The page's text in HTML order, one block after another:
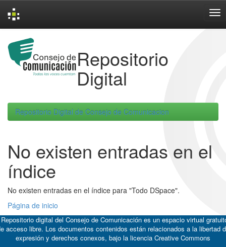
navigation
Repositorio
Digital
Repositorio Digital de Consejo de Comunicacion
No existen entradas en el
índice
No existen entradas en el índice para "Todo DSpace".
Página de inicio
digital del Consejo de Comunicación es un espacio virtual
acceso libre. Los documentos contenidos están relacionados a la libertad
expresión y derechos conexos, bajo la licencia Creative Commons